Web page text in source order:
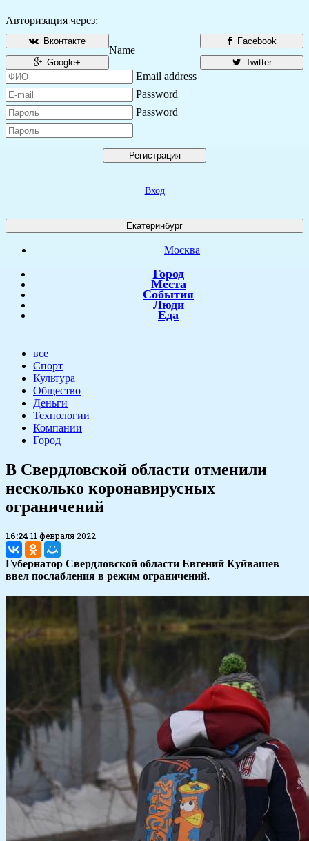
Авторизация через:
Facebook
Вконтакте
Twitter
Google+
Name
Email address
Password
Password
Регистрация
Вход
Екатеринбург
Москва
Город
Места
События
Люди
Еда
все
Спорт
Культура
Общество
Деньги
Технологии
Компании
Город
​В Свердловской области отменили
несколько коронавирусных
ограничений
16:24 11 февраля 2022
Губернатор Свердловской области Евгений Куйвашев
ввел послабления в режим ограничений.